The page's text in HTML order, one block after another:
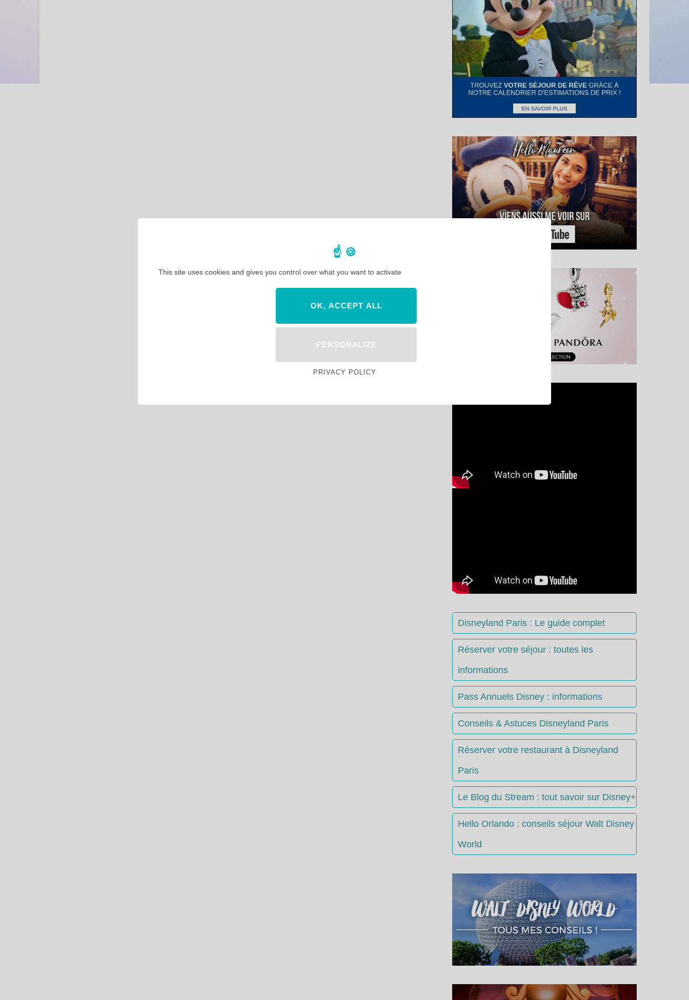
Disneyland Paris : Le guide complet
Réserver votre séjour : toutes les
informations
Pass Annuels Disney : informations
Conseils & Astuces Disneyland Paris
Réserver votre restaurant à Disneyland
Paris
Le Blog du Stream : tout savoir sur Disney+
Hello Orlando : conseils séjour Walt Disney
World
This site uses cookies and gives you control over what you want to activate
OK, ACCEPT ALL
PERSONALIZE
PRIVACY POLICY